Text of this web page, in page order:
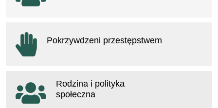
Pokrzywdzeni przestępstwem
Rodzina i polityka
społeczna